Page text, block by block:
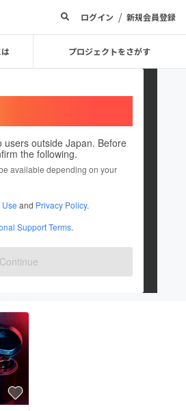
ログイン / 新規会員登録
プロジェクトをさがす
users outside Japan. Before
the following.
available depending on your
Use and Privacy Policy.
Support Terms.
Continue
okuiokuy